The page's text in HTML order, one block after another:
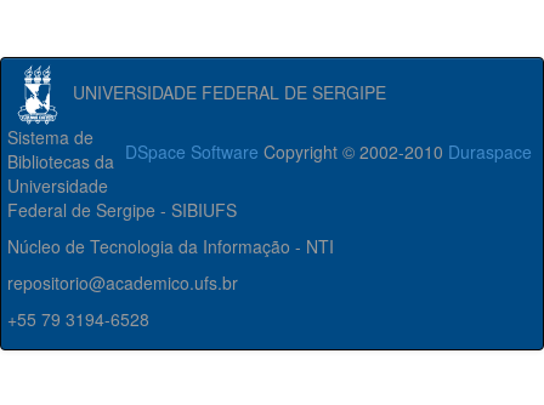
UNIVERSIDADE FEDERAL DE SERGIPE
DSpace Software Copyright © 2002-2010 Duraspace
Sistema de
Bibliotecas da
Universidade
Federal de Sergipe - SIBIUFS
Núcleo de Tecnologia da Informação - NTI
repositorio@academico.ufs.br
+55 79 3194-6528